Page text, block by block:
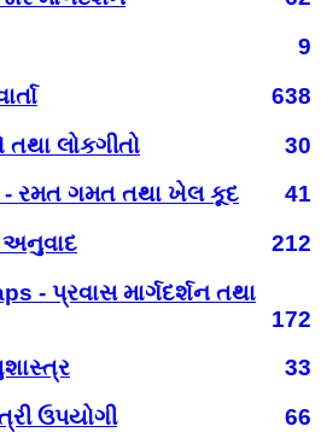
9
638
તથા લોકગીતો
30
- રમત ગમત તથા ખેલ કૂદ
41
અનુવાદ
212
- પ્રવાસ માર્ગદર્શન તથા
172
33
ઉપયોગી
66